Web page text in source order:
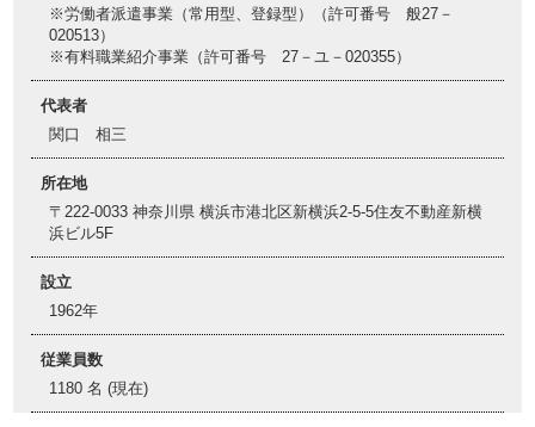
※労働者派遣事業（常用型、登録型）（許可番号 般27－
020513）
※有料職業紹介事業（許可番号 27－ユ－020355）
代表者
関口 相三
所在地
〒222-0033 神奈川県 横浜市港北区新横浜2-5-5住友不動産新横
浜ビル5F
設立
1962年
従業員数
1180 名 (現在)